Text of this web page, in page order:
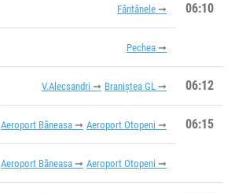
Fântânele 06:10
Pechea
V.Alecsandri Braniștea GL 06:12
Aeroport Băneasa Aeroport Otopeni 06:15
Aeroport Băneasa Aeroport Otopeni